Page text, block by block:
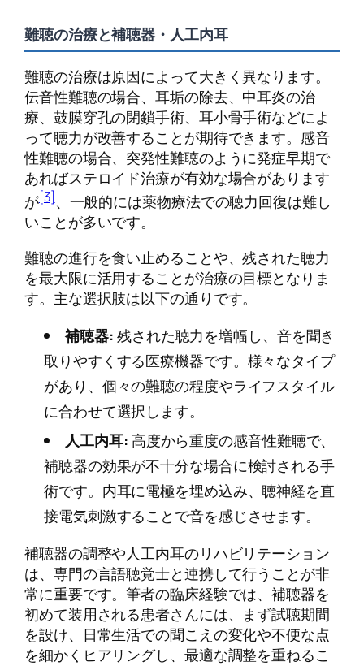
難聴の治療と補聴器・人工内耳
難聴の治療は原因によって大きく異なります。
伝音性難聴の場合、耳垢の除去、中耳炎の治
療、鼓膜穿孔の閉鎖手術、耳小骨手術などによ
って聴力が改善することが期待できます。感音
性難聴の場合、突発性難聴のように発症早期で
あればステロイド治療が有効な場合があります
が[3]、一般的には薬物療法での聴力回復は難し
いことが多いです。
難聴の進行を食い止めることや、残された聴力
を最大限に活用することが治療の目標となりま
す。主な選択肢は以下の通りです。
補聴器:残された聴力を増幅し、音を聞き
取りやすくする医療機器です。様々なタイプ
があり、個々の難聴の程度やライフスタイル
に合わせて選択します。
人工内耳:高度から重度の感音性難聴で、
補聴器の効果が不十分な場合に検討される手
術です。内耳に電極を埋め込み、聴神経を直
接電気刺激することで音を感じさせます。
補聴器の調整や人工内耳のリハビリテーション
は、専門の言語聴覚士と連携して行うことが非
常に重要です。筆者の臨床経験では、補聴器を
初めて装用される患者さんには、まず試聴期間
を設け、日常生活での聞こえの変化や不便な点
を細かくヒアリングし、最適な調整を重ねるこ